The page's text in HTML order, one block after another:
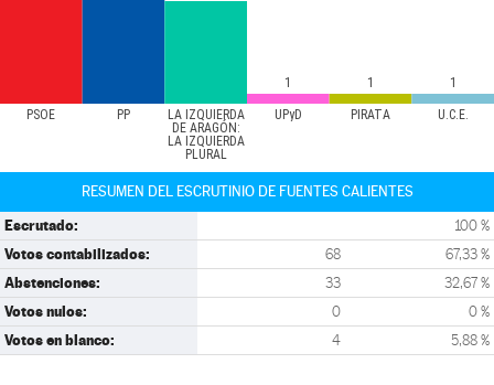
PSOE PP
LA IZQUIERDA
DE ARAGÓN:
LA IZQUIERDA
PLURAL
UPyD PIRATA U.C.E.
1 1 1
RESUMEN DEL ESCRUTINIO DE FUENTES CALIENTES
Escrutado: 100 %
Votos contabilizados: 68 67,33 %
Abstenciones: 33 32,67 %
Votos nulos: 0 0 %
Votos en blanco: 4 5,88 %